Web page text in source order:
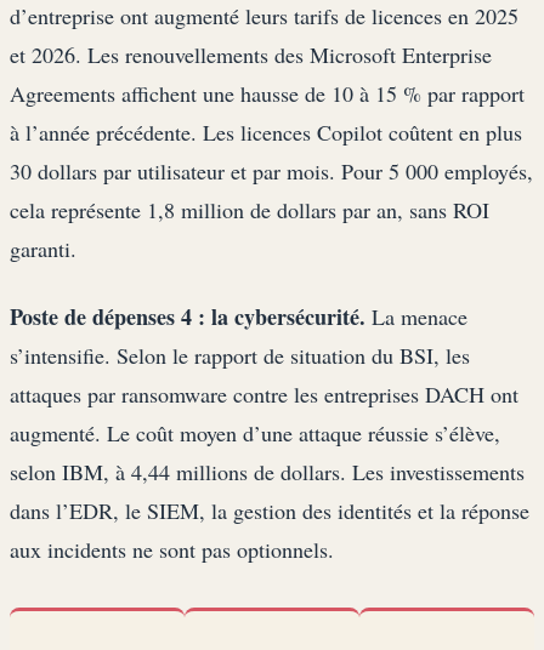
d’entreprise ont augmenté leurs tarifs de licences en 2025
et 2026. Les renouvellements des Microsoft Enterprise
Agreements affichent une hausse de 10 à 15 % par rapport
à l’année précédente. Les licences Copilot coûtent en plus
30 dollars par utilisateur et par mois. Pour 5 000 employés,
cela représente 1,8 million de dollars par an, sans ROI
garanti.
Poste de dépenses 4 : la cybersécurité. La menace
s’intensifie. Selon le rapport de situation du BSI, les
attaques par ransomware contre les entreprises DACH ont
augmenté. Le coût moyen d’une attaque réussie s’élève,
selon IBM, à 4,44 millions de dollars. Les investissements
dans l’EDR, le SIEM, la gestion des identités et la réponse
aux incidents ne sont pas optionnels.